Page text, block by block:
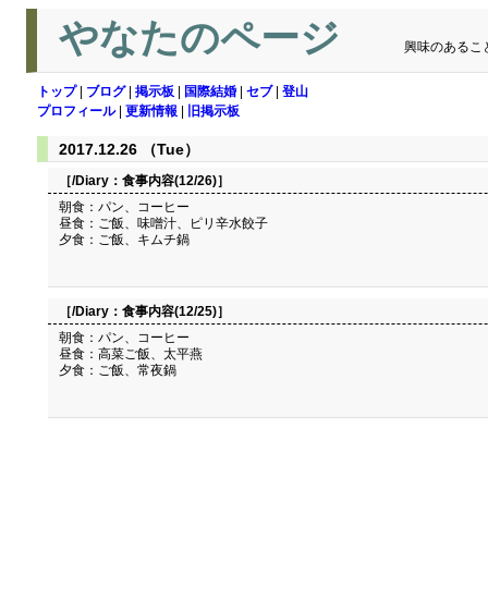
やなたのページ 興味のあるこ
トップ| ブログ| 掲示板 国際結婚 セブ| 登山
プロフィール| 更新情報 旧掲示板
2017.12.26 （Tue）
［/Diary： 食事内容(12/26)］
朝食：パン、コーヒー
昼食：ご飯、味噌汁、ピリ辛水餃子
夕食：ご飯、キムチ鍋
［/Diary： 食事内容(12/25)］
朝食：パン、コーヒー
昼食：高菜ご飯、太平燕
夕食：ご飯、常夜鍋